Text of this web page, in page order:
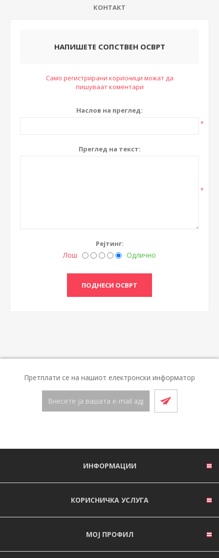
КОНТАКТ
НАПИШЕТЕ СОПСТВЕН ОСВРТ
Само регистрирани корисници можат да
пишуваат коментари
Наслов на преглед:
*
Преглед на текст:
*
Рејтинг:
Лош Одлично
Претплати се на нашиот електронски информатор
ИНФОРМАЦИИ
КОРИСНИЧКА УСЛУГА
МОЈ ПРОФИЛ